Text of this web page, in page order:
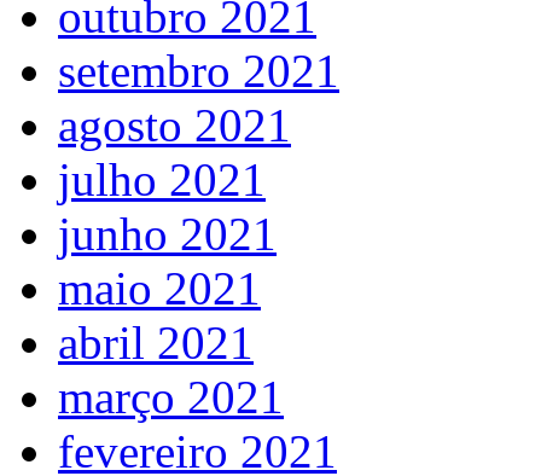
outubro 2021
setembro 2021
agosto 2021
julho 2021
junho 2021
maio 2021
abril 2021
março 2021
fevereiro 2021